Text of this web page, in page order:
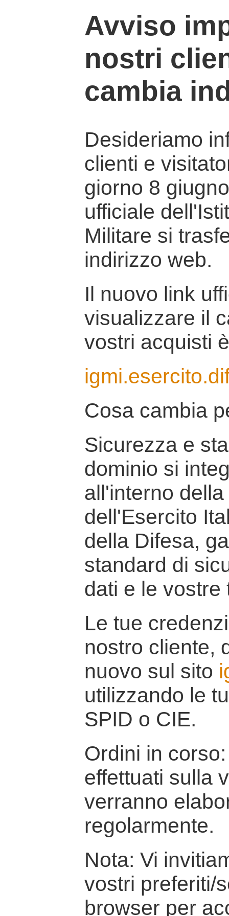
Avviso
nostri
cambia
Desideriamo
clienti e
giorno 8
ufficiale
Militare si
indirizzo web.
Il nuovo link
visualizzare il
vostri acquisti
Cosa cambia
Sicurezza e
dominio si
all'interno
dell'Esercito
della Difesa,
standard di
dati e le vostre
Le tue
nostro cliente,
nuovo sul sito
utilizzando le
SPID o CIE.
Ordini in
effettuati sulla
verranno
regolarmente.
Nota: Vi
vostri preferiti/
browser per